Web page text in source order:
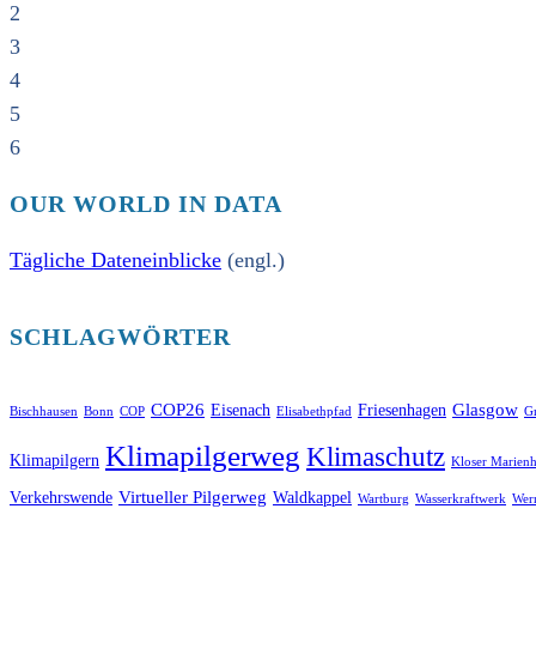
2
3
4
5
6
OUR WORLD IN DATA
Tägliche Dateneinblicke (engl.)
SCHLAGWÖRTER
Bischhausen Bonn COP COP26 Eisenach Elisabethpfad Friesenhagen Glasgow
Klimapilgern Klimapilgerweg Klimaschutz Kloser
Verkehrswende Virtueller Pilgerweg Waldkappel Wartburg Wasserkraftwerk